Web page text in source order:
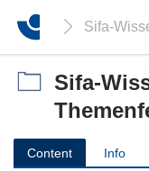
Sifa-
Sifa-
Content Info